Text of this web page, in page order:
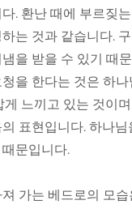
. 환난 때에 부르짖
는 것과 같습니다.
을 받을 수 있기 때
을 한다는 것은 하나
느끼고 있는 것이며
표현입니다. 하나님
문입니다.
가는 베드로의 모